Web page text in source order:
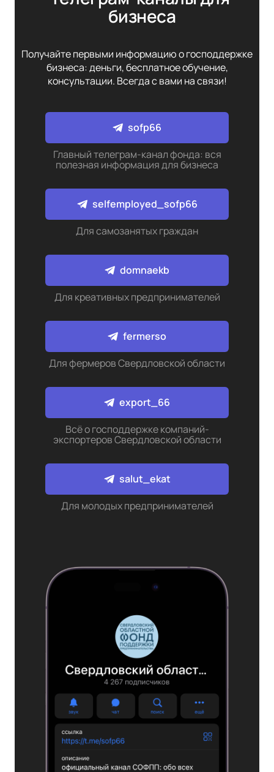
бизнеса
Получайте первыми информацию о господдержке
бизнеса: деньги, бесплатное обучение,
консультации. Всегда с вами на связи!
sofp66
Главный телеграм-канал фонда: вся
полезная информация для бизнеса
selfemployed_sofp66
Для самозанятых граждан
domnaekb
Для креативных предпринимателей
fermerso
Для фермеров Свердловской области
export_66
Всё о господдержке компаний-
экспортеров Свердловской области
salut_ekat
Для молодых предпринимателей